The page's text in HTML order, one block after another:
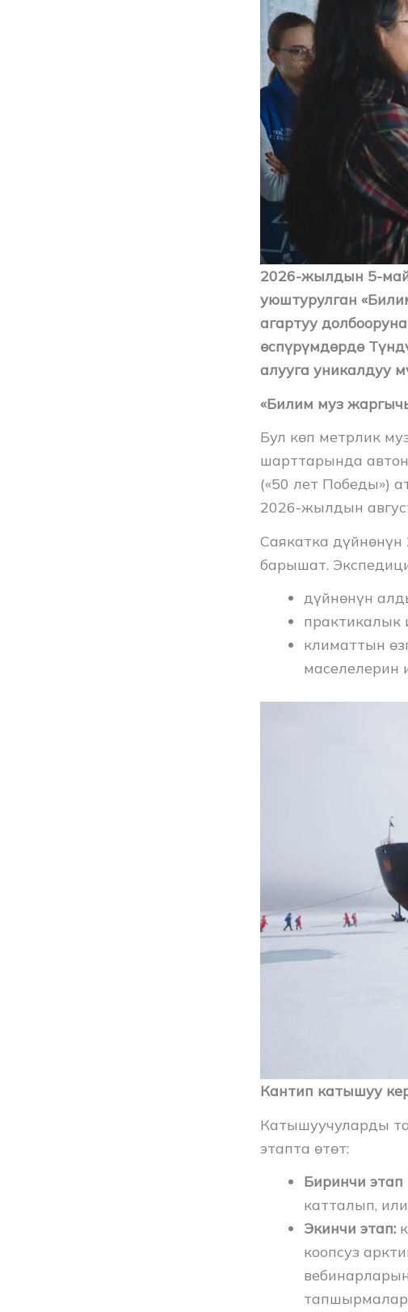
2026-жылдын 5-
уюштурулган
агартуу
өспүрүмдөрдө
алууга уникалдуу
«Билим муз
Бул көп метрлик
шарттарында
(«50 лет Победы»)
2026-жылдын
Саякатка
барышат.
дүйнөнүн
практикалык
климаттын
маселелерин
Кантип катышуу
Катышуучуларды
этапта өтөт:
Биринчи
катталып,
Экинчи этап:
коопсуз